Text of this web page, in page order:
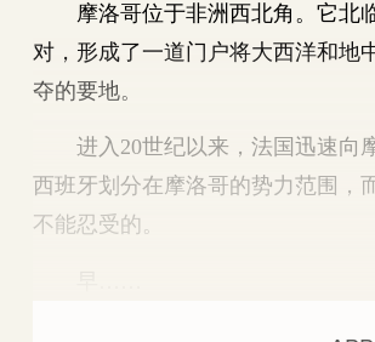
摩洛哥位于非洲西北角。它北临
对，形成了一道门户将大西洋和地
夺的要地。
进入20世纪以来，法国迅速向摩
西班牙划分在摩洛哥的势力范围，
不能忍受的。